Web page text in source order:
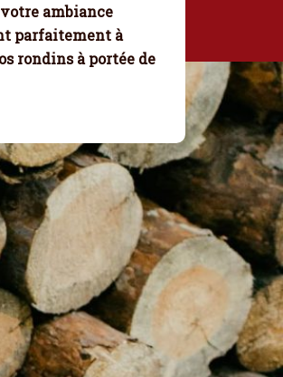
ambiance
parfaitement à
rondins à portée de